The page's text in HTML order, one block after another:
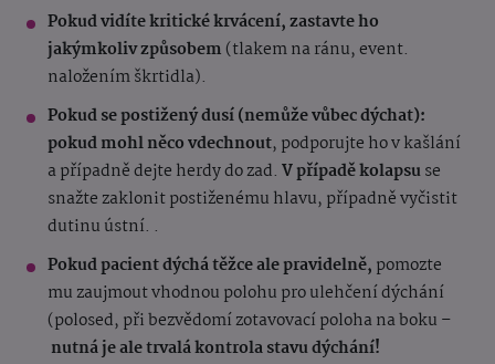
Pokud vidíte kritické krvácení, zastavte ho
jakýmkoliv způsobem (tlakem na ránu, event.
naložením škrtidla).
Pokud se postižený dusí (nemůže vůbec dýchat):
pokud mohl něco vdechnout, podporujte ho v kašlání
a případně dejte herdy do zad. V případě kolapsuse
snažte zaklonit postiženému hlavu, případně vyčistit
dutinu ústní. .
Pokud pacient dýchá těžce ale pravidelně, pomozte
mu zaujmout vhodnou polohu pro ulehčení dýchání
(polosed, při bezvědomí zotavovací poloha na boku –
nutná je ale trvalá kontrola stavu dýchání!